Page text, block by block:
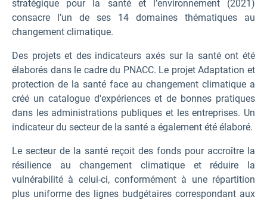
stratégique pour la santé et l’environnement (2021)
consacre l’un de ses 14 domaines thématiques au
changement climatique.
Des projets et des indicateurs axés sur la santé ont été
élaborés dans le cadre du PNACC. Le projet Adaptation et
protection de la santé face au changement climatique a
créé un catalogue d'expériences et de bonnes pratiques
dans les administrations publiques et les entreprises. Un
indicateur du secteur de la santé a également été élaboré.
Le secteur de la santé reçoit des fonds pour accroître la
résilience au changement climatique et réduire la
vulnérabilité à celui-ci, conformément à une répartition
plus uniforme des lignes budgétaires correspondant aux